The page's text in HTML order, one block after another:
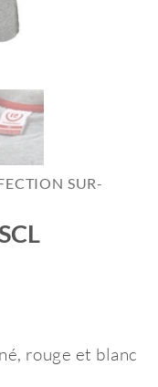
SUR-
rouge et blanc